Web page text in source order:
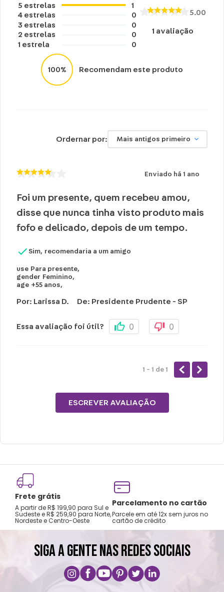
5 estrelas
4 estrelas
3 estrelas
2 estrelas
1 estrela
1
0
0
0
0
5.00
1 avaliação
100% Recomendam este produto
Ordernar por: Mais antigos primeiro
Enviado há 1 ano
Foi um presente, quem recebeu amou,
disse que nunca tinha visto produto mais
fofo e delicado, depois de um tempo.
Sim, recomendaria a um amigo
use Para presente,
gender Feminino,
age +55 anos,
Por: Larissa D. De: Presidente Prudente - SP
Essa avaliação foi útil? 0 0
1 - 1 de 1
ESCREVER AVALIAÇÃO
Frete grátis
A partir de R$ 199,90 para Sul e
Sudeste e R$ 259,90 para Norte,
Nordeste e Centro-Oeste
Parcelamento no cartão
Parcele em até 12x sem juros no
cartão de crédito
SIGA A GENTE NAS REDES SOCIAIS